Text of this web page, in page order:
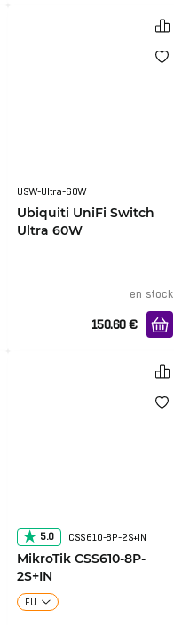
USW-Ultra-60W
Ubiquiti UniFi Switch
Ultra 60W
en stock
150.60 €
5.0 CSS610-8P-2S+IN
MikroTik CSS610-8P-
2S+IN
EU